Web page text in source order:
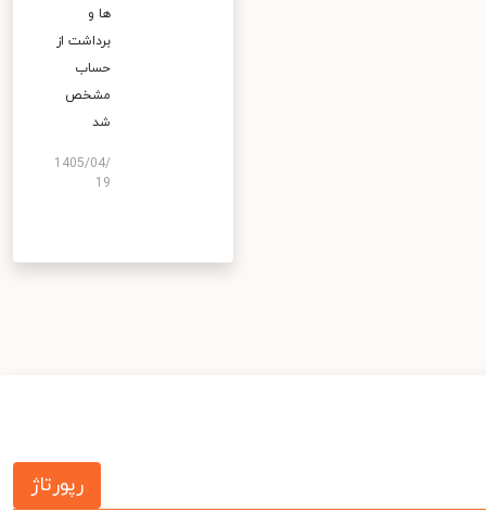
ها و
برداشت از
حساب
مشخص
شد
1405/04/
19
رپورتاژ